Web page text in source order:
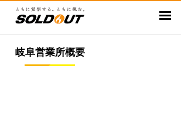
岐阜営業所概要